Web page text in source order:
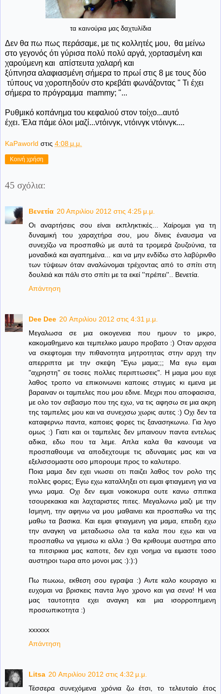
τα καινούρια μας δαχτυλίδια
Δεν θα πω πως περάσαμε, με τις κολλητές μου, θα μείνω
στο γεγονός ότι γύρισα πολύ πολύ αργά, χορτασμένη και
χαρούμενη και απίστευτα χαλαρή και
ξύπνησα αλαφιασμένη σήμερα το πρωί στις 8 με τους δύο
τύπους να χοροπηδούν στο κρεβάτι φωνάζοντας " Τι έχει
σήμερα το πρόγραμμα mammy; "...
Ρυθμικό κοπάνημα του κεφαλιού στον τοίχο...αυτό
έχει. Έλα πάμε όλοι μαζί...ντόινγκ, ντόινγκ ντόινγκ....
KaPaworld στις 4:08 μ.μ.
Κοινή χρήση
45 σχόλια:
Βενετία 20 Απριλίου 2012 στις 4:25 μ.μ.
Οι αναρτήσεις σου είναι εκπληκτικές... Χαίρομαι για τη
δυναμική του χαραχτήρα σου, μου δίνεις έναυσμα να
συνεχίζω να προσπαθώ με αυτά τα τρομερά ζουζούνια, τα
μοναδικά και αγαπημένα... και να μην ενδίδω στο λαβύρινθο
των τύψεων όταν αναλώνομαι τρέχοντας από το σπίτι στη
δουλειά και πάλι στο σπίτι με τα εκεί ''πρέπει''.. Βενετία.
Απάντηση
Dee Dee 20 Απριλίου 2012 στις 4:31 μ.μ.
Μεγαλωσα σε μια οικογενεια που ημουν το μικρο,
κακομαθημενο και τεμπελικο μαυρο προβατο :) Οταν αρχισα
να σκεφτομαι την πιθανοτητα μητροτητας στην αρχη την
απερριπτα με την σκεψη "Εγω μαμα;;; Μα εγω ειμαι
"αχρηστη" σε τοσες πολλες περιπτωσεις". Η μαμα μου ειχε
λαθος τροπο να επικοινωνει καποιες στιγμες κι εμενα με
βαραιναν οι ταμπελες που μου εδινε. Μεχρι που αποφασισα,
με ολο τον σεβασμο που της εχω, να τις αφησω σε μια ακρη
της ταμπελες μου και να συνεχισω χωρις αυτες :) Οχι δεν τα
καταφερνω παντα, καποιες φορες τις ξανασηκωνω. Για λιγο
ομως :) Γιατι και οι ταμπελες δεν μπαινουν παντα εντελως
αδικα, εδω που τα λεμε. Απλα καλα θα κανουμε να
προσπαθουμε να αποδεχτουμε τις αδυναμιες μας και να
εξελισσομαστε οσο μπορουμε προς το καλυτερο.
Ποια μαμα δεν εχει νιωσει οτι παιζει λαθος τον ρολο της
πολλες φορες; Εγω εχω καταλληξει οτι ειμαι φτιαγμενη για να
γινω μαμα. Οχι δεν ειμαι νοικοκυρα ουτε κανω σπιτικα
τσουρεκακια και λαχταριστες πιτες. Μεγαλωνω μαζι με την
Ισμηνη, την αφηνω να μου μαθαινει και προσπαθω να της
μαθω τα βασικα. Και ειμαι φτιαγμενη για μαμα, επειδη εχω
την αναγκη να μεταδωσω ολα τα καλα που εχω και να
προσπαθω να γεμισω κι αλλα :) Θα κριθουμε αυστηρα απο
τα πιτσιρικια μας καποτε, δεν εχει νοημα να ειμαστε τοσο
αυστηροι τωρα απο μονοι μας :):):)
Πω πωωω, εκθεση σου εγραψα :) Αντε καλο κουραγιο κι
ευχομαι να βρισκεις παντα λιγο χρονο και για σενα! Η νεα
μας ταυτοτητα εχει αναγκη και μια ισορροπημενη
προσωπικοτητα :)
xxxxxx
Απάντηση
Litsa 20 Απριλίου 2012 στις 4:32 μ.μ.
Τέσσερα συνεχόμενα χρόνια ζω έτσι, το τελευταίο έτος